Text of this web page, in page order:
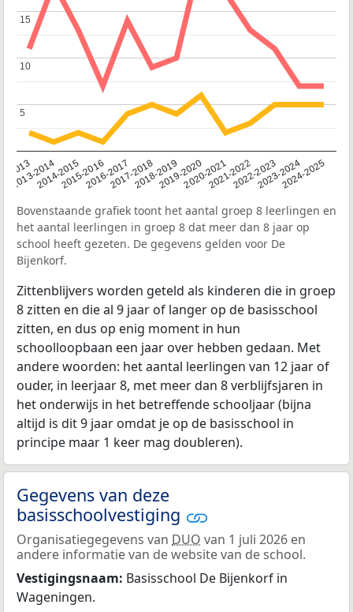
2013
2013-2014
2014-20152015-20162016-20172017-20182018-20192019-20202020-20212021-20222022-20232023-20242024-2025
5
5
10
10
15
15
Bovenstaande grafiek toont het aantal groep 8 leerlingen en
het aantal leerlingen in groep 8 dat meer dan 8 jaar op
school heeft gezeten. De gegevens gelden voor De
Bijenkorf.
Zittenblijvers worden geteld als kinderen die in groep
8 zitten en die al 9 jaar of langer op de basisschool
zitten, en dus op enig moment in hun
schoolloopbaan een jaar over hebben gedaan. Met
andere woorden: het aantal leerlingen van 12 jaar of
ouder, in leerjaar 8, met meer dan 8 verblijfsjaren in
het onderwijs in het betreffende schooljaar (bijna
altijd is dit 9 jaar omdat je op de basisschool in
principe maar 1 keer mag doubleren).
Gegevens van deze
basisschoolvestiging
Organisatiegegevens van DUO van 1 juli 2026 en
andere informatie van de website van de school.
Vestigingsnaam: Basisschool De Bijenkorf in
Wageningen.